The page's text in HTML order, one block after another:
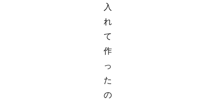
入
れ
て
作
っ
た
の